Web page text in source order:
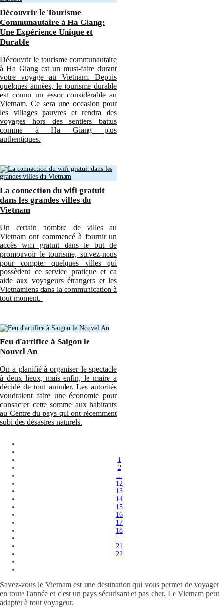
Découvrir le Tourisme
Communautaire à Ha Giang:
Une Expérience Unique et
Durable
Découvrir le tourisme communautaire
à Ha Giang est un must-faire durant
votre voyage au Vietnam. Depuis
quelques années, le tourisme durable
est connu un essor considérable au
Vietnam. Ce sera une occasion pour
les villages pauvres et rendra des
voyages hors des sentiers battus
comme à Ha Giang plus
authentiques.
La connection du wifi gratuit
dans les grandes villes du
Vietnam
Un certain nombre de villes au
Vietnam ont commencé à fournir un
accès wifi gratuit dans le but de
promouvoir le tourisme, suivez-nous
pour compter quelques villes qui
possèdent ce service pratique et ca
aide aux voyageurs étrangers et les
Vietnamiens dans la communication à
tout moment.
Feu d'artifice à Saigon le
Nouvel An
On a planifié à organiser le spectacle
à deux lieux, mais enfin, le maire a
décidé de tout annuler. Les autorités
voudraient faire une économie pour
consacrer cette somme aux habitants
au Centre du pays qui ont récemment
subi des désastres naturels.
1
2
12
13
14
15
16
17
18
21
22
Savez-vous le Vietnam est une destination qui vous permet de voyager
en toute l'année et c'est un pays sécurisant et pas cher. Le Vietnam peut
adapter à tout voyageur.